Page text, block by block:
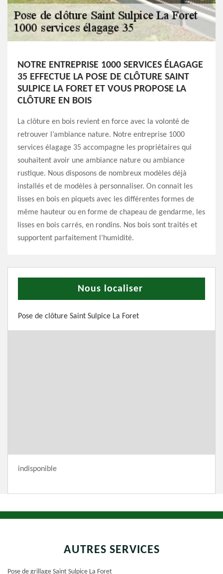
NOTRE ENTREPRISE 1000 SERVICES ÉLAGAGE
35 EFFECTUE LA POSE DE CLÔTURE SAINT
SULPICE LA FORET ET VOUS PROPOSE LA
CLÔTURE EN BOIS
La clôture en bois revient en force avec la volonté de
retrouver l’ambiance nature. Notre entreprise 1000
services élagage 35 accompagne les propriétaires qui
souhaitent avoir une ambiance nature ou ambiance
rustique. Nous disposons de nombreux modèles déjà
installés et de modèles à personnaliser. On connait les
lisses en bois en piquets avec les différentes formes de
même hauteur ou en forme de chapeau de gendarme, les
lisses en bois carrés, en rondins. Nos bois sont traités et
supportent parfaitement l’humidité.
Nous localiser
Pose de clôture Saint Sulpice La Foret
indisponible
AUTRES SERVICES
Pose de grillage Saint Sulpice La Foret